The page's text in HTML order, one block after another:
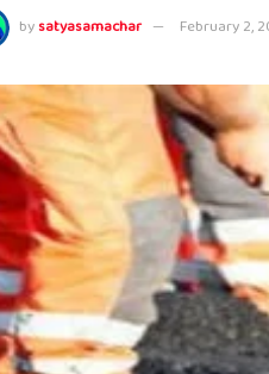
bysatyasamachar February 2,